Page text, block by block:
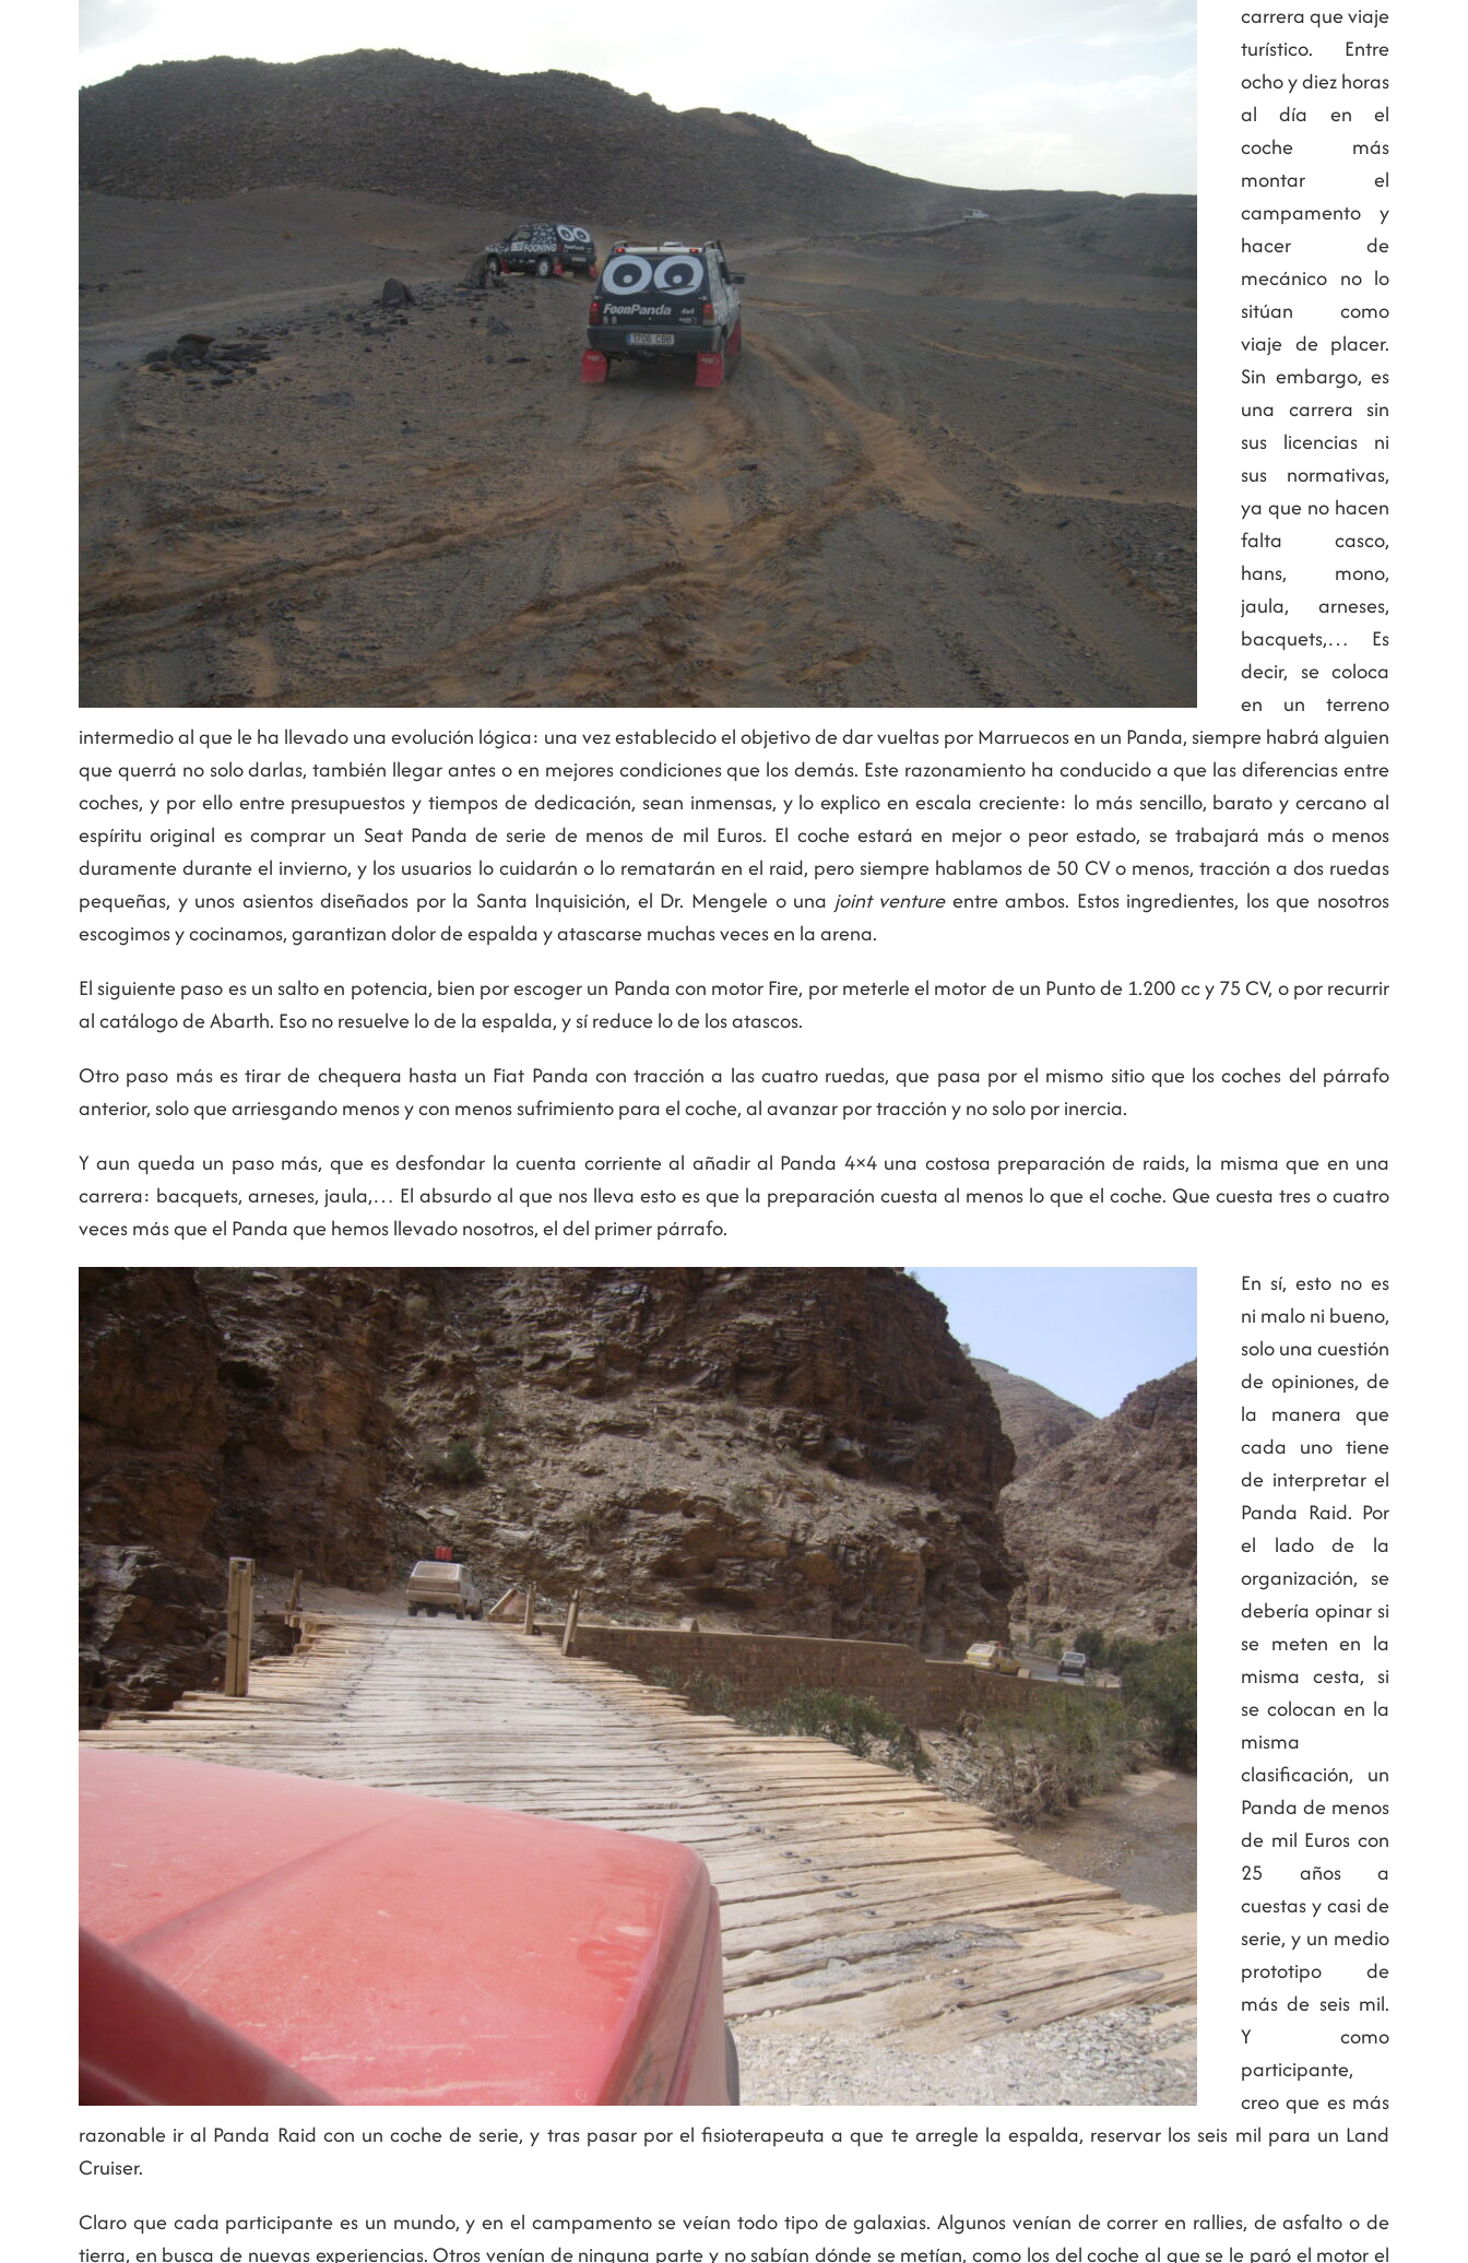
carrera que viaje
turístico. Entre
ocho y diez horas
al día en el
coche más
montar el
campamento y
hacer de
mecánico no lo
sitúan como
viaje de placer.
Sin embargo, es
una carrera sin
sus licencias ni
sus normativas,
ya que no hacen
falta casco,
hans, mono,
jaula, arneses,
bacquets,… Es
decir, se coloca
en un terreno
intermedio al que le ha llevado una evolución lógica: una vez establecido el objetivo de dar vueltas por Marruecos en un Panda, siempre habrá alguien
que querrá no solo darlas, también llegar antes o en mejores condiciones que los demás. Este razonamiento ha conducido a que las diferencias entre
coches, y por ello entre presupuestos y tiempos de dedicación, sean inmensas, y lo explico en escala creciente: lo más sencillo, barato y cercano al
espíritu original es comprar un Seat Panda de serie de menos de mil Euros. El coche estará en mejor o peor estado, se trabajará más o menos
duramente durante el invierno, y los usuarios lo cuidarán o lo rematarán en el raid, pero siempre hablamos de 50 CV o menos, tracción a dos ruedas
pequeñas, y unos asientos diseñados por la Santa Inquisición, el Dr. Mengele o una joint ventureentre ambos. Estos ingredientes, los que nosotros
escogimos y cocinamos, garantizan dolor de espalda y atascarse muchas veces en la arena.
El siguiente paso es un salto en potencia, bien por escoger un Panda con motor Fire, por meterle el motor de un Punto de 1.200 cc y 75 CV, o por recurrir
al catálogo de Abarth. Eso no resuelve lo de la espalda, y sí reduce lo de los atascos.
Otro paso más es tirar de chequera hasta un Fiat Panda con tracción a las cuatro ruedas, que pasa por el mismo sitio que los coches del párrafo
anterior, solo que arriesgando menos y con menos sufrimiento para el coche, al avanzar por tracción y no solo por inercia.
Y aun queda un paso más, que es desfondar la cuenta corriente al añadir al Panda 4×4 una costosa preparación de raids, la misma que en una
carrera: bacquets, arneses, jaula,… El absurdo al que nos lleva esto es que la preparación cuesta al menos lo que el coche. Que cuesta tres o cuatro
veces más que el Panda que hemos llevado nosotros, el del primer párrafo.
En sí, esto no es
ni malo ni bueno,
solo una cuestión
de opiniones, de
la manera que
cada uno tiene
de interpretar el
Panda Raid. Por
el lado de la
organización, se
debería opinar si
se meten en la
misma cesta, si
se colocan en la
misma
clasificación, un
Panda de menos
de mil Euros con
25 años a
cuestas y casi de
serie, y un medio
prototipo de
más de seis mil.
Y como
participante,
creo que es más
razonable ir al Panda Raid con un coche de serie, y tras pasar por el fisioterapeuta a que te arregle la espalda, reservar los seis mil para un Land
Cruiser.
Claro que cada participante es un mundo, y en el campamento se veían todo tipo de galaxias. Algunos venían de correr en rallies, de asfalto o de
tierra, en busca de nuevas experiencias. Otros venían de ninguna parte y no sabían dónde se metían, como los del coche al que se le paró el motor el